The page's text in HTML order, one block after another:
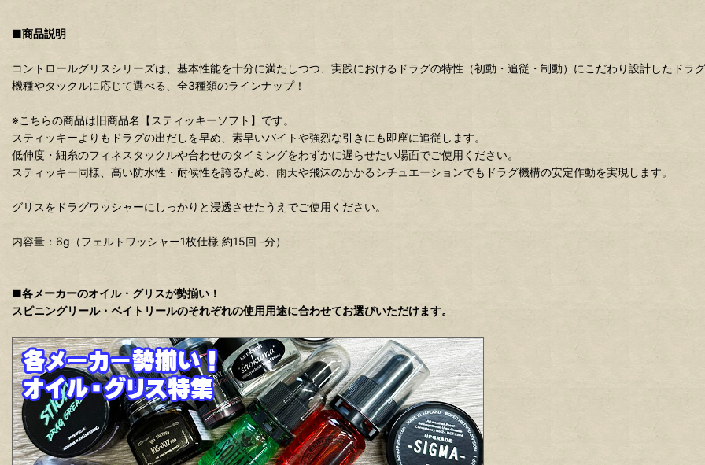
■商品説明
コントロールグリスシリーズは、基本性能を十分に満たしつつ、実践におけるドラグの特性（初動・追従・制動）にこだわり設計したドラ
機種やタックルに応じて選べる、全3種類のラインナップ！
※こちらの商品は旧商品名【スティッキーソフト】です。
スティッキーよりもドラグの出だしを早め、素早いバイトや強烈な引きにも即座に追従します。
低伸度・細糸のフィネスタックルや合わせのタイミングをわずかに遅らせたい場面でご使用ください。
スティッキー同様、高い防水性・耐候性を誇るため、雨天や飛沫のかかるシチュエーションでもドラグ機構の安定作動を実現します。
グリスをドラグワッシャーにしっかりと浸透させたうえでご使用ください。
内容量：6g（フェルトワッシャー1枚仕様 約15回 -分）
■各メーカーのオイル・グリスが勢揃い！
スピニングリール・ベイトリールのそれぞれの使用用途に合わせてお選びいただけます。